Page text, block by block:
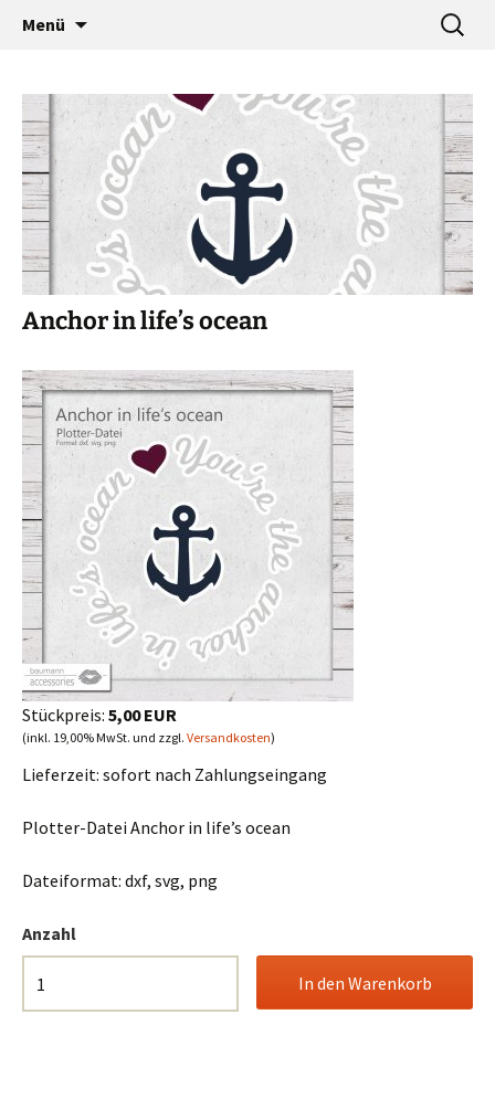
baumann-accessories
…a designers world
Menü
Suche
nach:
Anchor in life’s ocean
Stückpreis: 5,00 EUR
(inkl. 19,00% MwSt. und zzgl. Versandkosten)
Lieferzeit: sofort nach Zahlungseingang
Plotter-Datei Anchor in life’s ocean
Dateiformat: dxf, svg, png
Anzahl